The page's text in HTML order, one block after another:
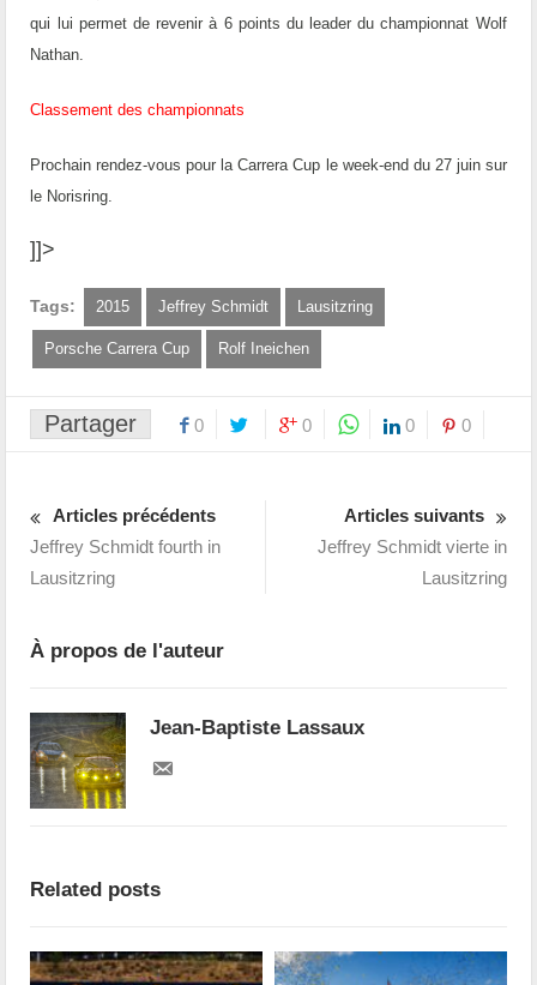
qui lui permet de revenir à 6 points du leader du championnat Wolf
Nathan.
Classement des championnats
Prochain rendez-vous pour la Carrera Cup le week-end du 27 juin sur
le Norisring.
]]>
Tags: 2015 Jeffrey Schmidt Lausitzring
Porsche Carrera Cup Rolf Ineichen
Partager 0 0 0 0
Articles précédents
Jeffrey Schmidt fourth in
Lausitzring
Articles suivants
Jeffrey Schmidt vierte in
Lausitzring
À propos de l'auteur
Jean-Baptiste Lassaux
Related posts